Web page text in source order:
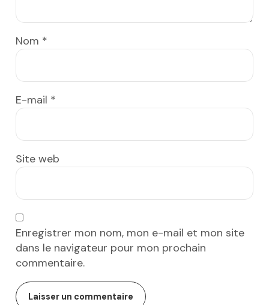
Nom *
E-mail *
Site web
Enregistrer mon nom, mon e-mail et mon site
dans le navigateur pour mon prochain
commentaire.